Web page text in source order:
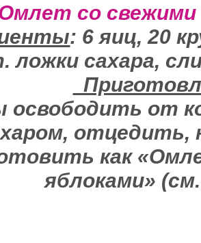
со свежими
: 6 яиц, 20
ложки сахара,
освободить от
отцедить,
как
яблоками»